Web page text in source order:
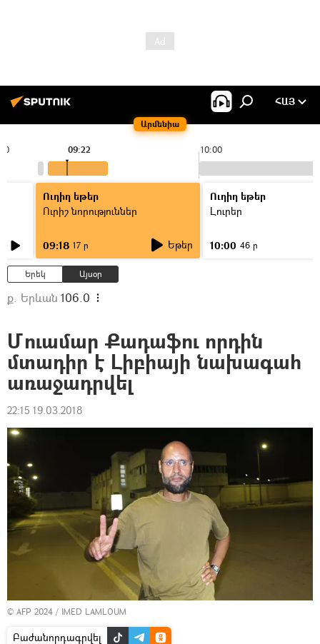
Արմենիա
ՀԱՅ
10:00
09:22
Ուղիղ եթեր
Ուրիշ նորություններ
09:18 17 ր Եթեր
Ուղիղ եթեր
Լուրեր
10:00 46 ր
Երեկ Այսօր
ք. Երևան 106.0
Մուամար Քադաֆու որդին
մտադիր է Լիբիայի նախագահ
առաջադրվել
22:15 19.03.2018
© AFP 2024 / IMED LAMLOUM
Բաժանորդագրվել